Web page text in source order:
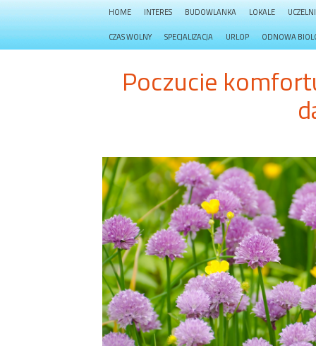
HOME INTERES BUDOWLANKA LOKALE
CZAS WOLNY SPECJALIZACJA URLOP ODNOWA
Poczucie